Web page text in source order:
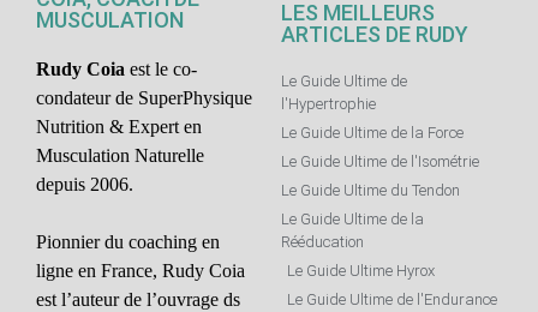
MUSCULATION
Rudy Coia est le co-
condateur de SuperPhysique
Nutrition & Expert en
Musculation Naturelle
depuis 2006.
Pionnier du coaching en
ligne en France, Rudy Coia
est l’auteur de l’ouvrage ds
LES MEILLEURS
ARTICLES DE RUDY
Le Guide Ultime de
l'Hypertrophie
Le Guide Ultime de la Force
Le Guide Ultime de l'Isométrie
Le Guide Ultime du Tendon
Le Guide Ultime de la
Rééducation
Le Guide Ultime Hyrox
Le Guide Ultime de l'Endurance